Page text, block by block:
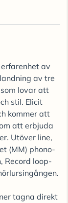
av
av tre
lovar att
stil. Elicit
kommer att
att erbjuda
Utöver line,
(MM) phono-
Record loop-
tagna direkt